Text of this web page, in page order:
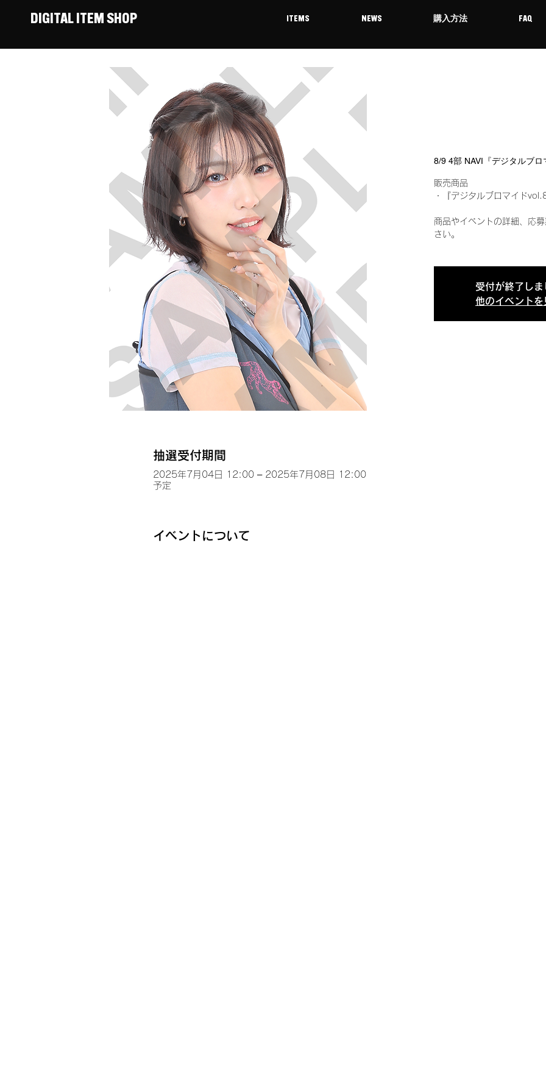
DIGITAL ITEM SHOP ITEMS NEWS 購入方法 FAQ
8/9 4部 NAVI『デジタルブ
販売商品
・『デジタルブロマイド
商品やイベントの詳細、応
さい。
受付が終了しま
他のイベントを
抽選受付期間
2025年7月04日 12:00 – 2025年7月08日 12:00
予定
イベントについて